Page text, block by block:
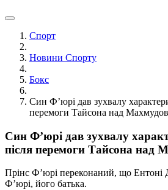
Спорт
Новини Спорту
Бокс
Син Ф’юрі дав зухвалу
перемоги Тайсона над
Син Ф’юрі дав зухвалу
після перемоги Тайсона над
Прінс Ф’юрі переконаний, що Ентоні
Ф’юрі, його батька.